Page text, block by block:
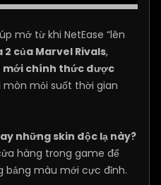
mở từ khi NetEase “lên
2 của Marvel Rivals,
mới chính thức được
mòn mỏi suốt thời gian
những skin độc lạ này?
hàng trong game để
bảng màu mới cực đỉnh.